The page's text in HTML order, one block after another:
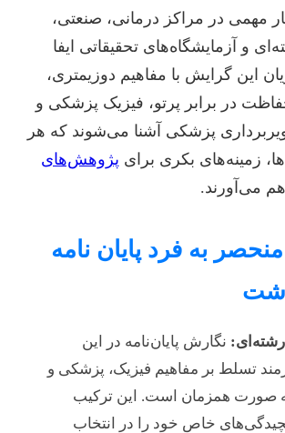
مهمی در مراکز درمانی، صنعتی،
و آزمایشگاه‌های تحقیقاتی ایفا
این گرایش با مفاهیم دوزیمتری،
در برابر پرتو، فیزیک پزشکی و
پزشکی آشنا می‌شوند که هر
زمینه‌های بکری برای پژوهش‌های
می‌آورند.
به فرد پایان نامه
نگارش پایان‌نامه در این
تسلط بر مفاهیم فیزیک، پزشکی و
صورت همزمان است. این ترکیب
خاص خود را در انتخاب